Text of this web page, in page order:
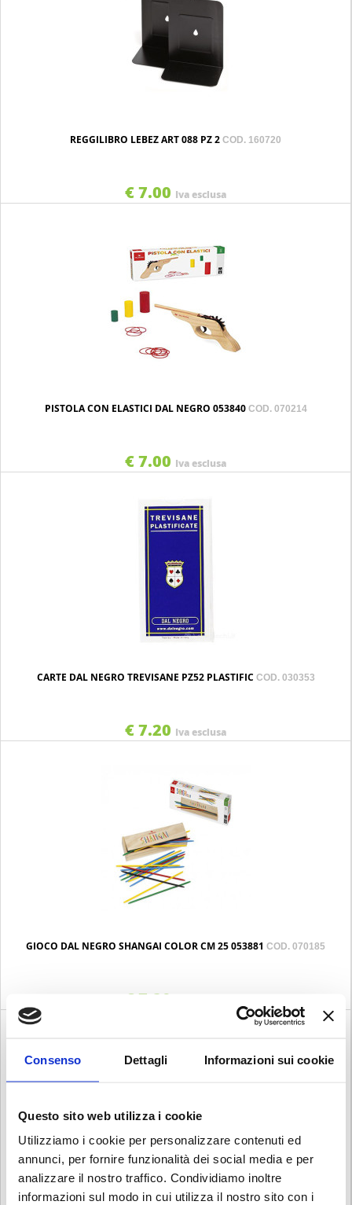
Consenso Dettagli Informazioni sui cookie
Questo sito web utilizza i cookie
Utilizziamo i cookie per personalizzare contenuti ed
annunci, per fornire funzionalità dei social media e per
analizzare il nostro traffico. Condividiamo inoltre
informazioni sul modo in cui utilizza il nostro sito con i
REGGILIBRO LEBEZ ART 088 PZ 2 COD. 160720
€ 7.00 Iva esclusa
PISTOLA CON ELASTICI DAL NEGRO 053840 COD. 070214
€ 7.00 Iva esclusa
CARTE DAL NEGRO TREVISANE PZ52 PLASTIFIC COD. 030353
€ 7.20 Iva esclusa
GIOCO DAL NEGRO SHANGAI COLOR CM 25 053881 COD. 070185
€ 7.20